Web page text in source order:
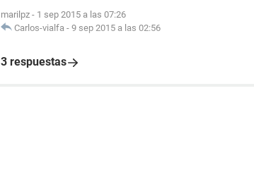
marilpz - 1 sep 2015 a las 07:26
Carlos-vialfa - 9 sep 2015 a las 02:56
3 respuestas